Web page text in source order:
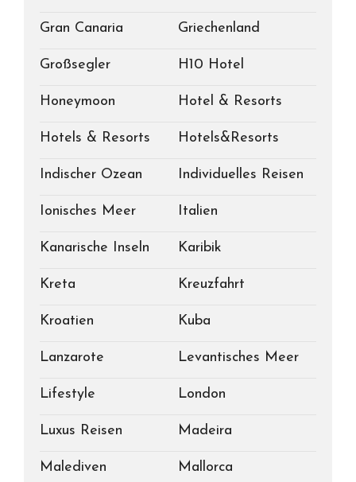
Gran Canaria Griechenland
Großsegler H10 Hotel
Honeymoon Hotel & Resorts
Hotels & Resorts Hotels&Resorts
Indischer Ozean Individuelles Reisen
Ionisches Meer Italien
Kanarische Inseln Karibik
Kreta Kreuzfahrt
Kroatien Kuba
Lanzarote Levantisches Meer
Lifestyle London
Luxus Reisen Madeira
Malediven Mallorca